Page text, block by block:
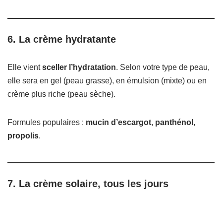
6. La crème hydratante
Elle vientsceller l’hydratation. Selon votre type de peau,
elle sera en gel (peau grasse), en émulsion (mixte) ou en
crème plus riche (peau sèche).
Formules populaires : mucin d’escargot, panthénol ,
propolis.
7. La crème solaire, tous les jours